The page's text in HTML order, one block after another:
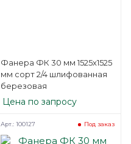
Фанера ФК 30 мм 1525х1525
мм сорт 2/4 шлифованная
березовая
Цена по запросу
Под заказ
Арт.: 100127